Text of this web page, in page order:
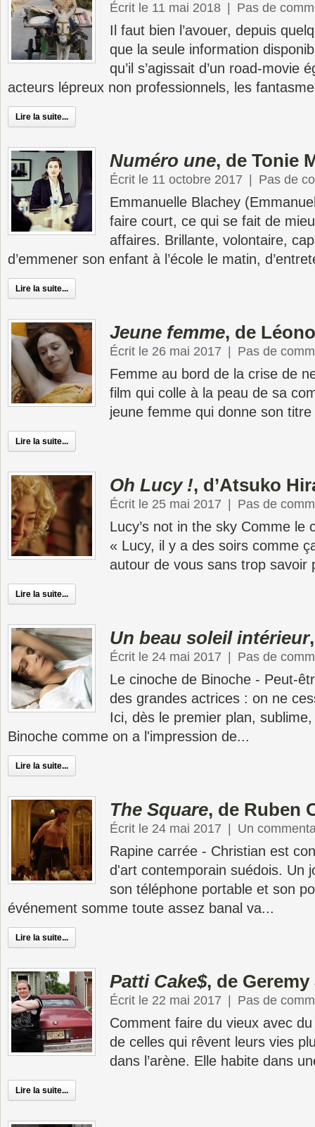
Écrit le 11 mai 2018 Pas de
Il faut bien l’avouer, depuis
que la seule information
qu’il s’agissait d’un road-movie
acteurs lépreux non professionnels, les
Lire la suite...
Numéro une, de Tonie
Écrit le 11 octobre 2017 Pas de
Emmanuelle Blachey
faire court, ce qui se fait de
affaires. Brillante, volontaire,
d’emmener son enfant à l’école le matin,
Lire la suite...
Jeune femme, de
Écrit le 26 mai 2017 Pas de
Femme au bord de la crise de
film qui colle à la peau de sa
jeune femme qui donne son
Lire la suite...
Oh Lucy !, d’Atsuko
Écrit le 25 mai 2017 Pas de
Lucy’s not in the sky Comme le
« Lucy, il y a des soirs comme
autour de vous sans trop savoir
Lire la suite...
Un beau soleil intérieur
Écrit le 24 mai 2017 Pas de
Le cinoche de Binoche - Peut-
des grandes actrices : on ne
Ici, dès le premier plan,
Binoche comme on a l'impression de...
Lire la suite...
The Square, de Ruben
Écrit le 24 mai 2017 Un
Rapine carrée - Christian est
d'art contemporain suédois. Un
son téléphone portable et son
événement somme toute assez banal va...
Lire la suite...
Patti Cake$, de
Écrit le 22 mai 2017 Pas de
Comment faire du vieux avec
de celles qui rêvent leurs vies
dans l’arène. Elle habite dans
Lire la suite...